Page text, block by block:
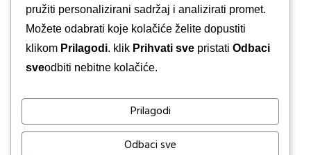
ISKRA NEMA KOMENTARA
pružiti personalizirani sadržaj i analizirati promet.
Možete odabrati koje kolačiće želite dopustiti
klikom Prilagodi. klik Prihvati sve pristati Odbaci
sveodbiti nebitne kolačiće.
Prilagodi
Odbaci sve